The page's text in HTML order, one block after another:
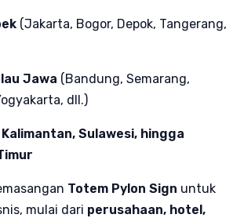
(Jakarta, Bogor, Depok, Tangerang,
Jawa (Bandung, Semarang,
dll.)
Sulawesi, hingga
Totem Pylon Sign untuk
mulai dari perusahaan, hotel,